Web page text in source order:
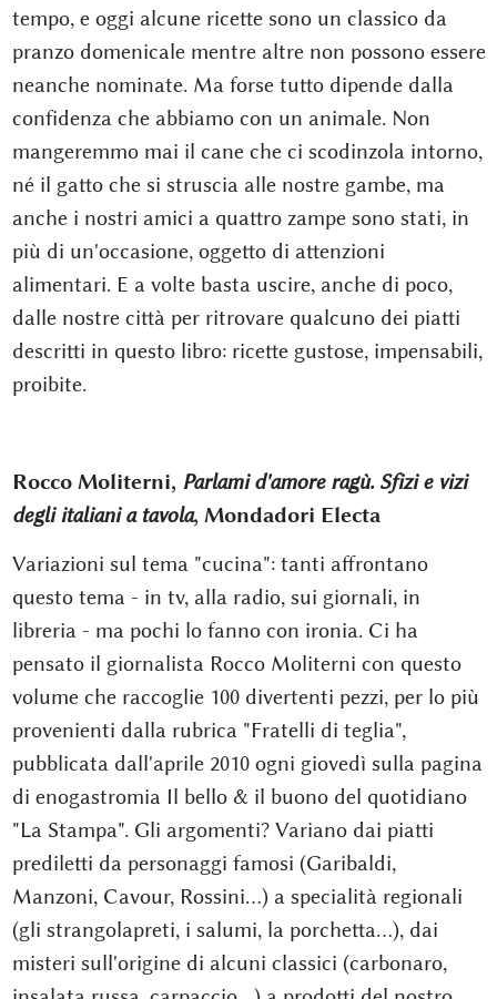
tempo, e oggi alcune ricette sono un classico da
pranzo domenicale mentre altre non possono essere
neanche nominate. Ma forse tutto dipende dalla
confidenza che abbiamo con un animale. Non
mangeremmo mai il cane che ci scodinzola intorno,
né il gatto che si struscia alle nostre gambe, ma
anche i nostri amici a quattro zampe sono stati, in
più di un'occasione, oggetto di attenzioni
alimentari. E a volte basta uscire, anche di poco,
dalle nostre città per ritrovare qualcuno dei piatti
descritti in questo libro: ricette gustose, impensabili,
proibite.
Rocco Moliterni, Parlami d'amore ragù. Sfizi e vizi
degli italiani a tavola, Mondadori Electa
Variazioni sul tema "cucina": tanti affrontano
questo tema - in tv, alla radio, sui giornali, in
libreria - ma pochi lo fanno con ironia. Ci ha
pensato il giornalista Rocco Moliterni con questo
volume che raccoglie 100 divertenti pezzi, per lo più
provenienti dalla rubrica "Fratelli di teglia",
pubblicata dall'aprile 2010 ogni giovedì sulla pagina
di enogastromia Il bello & il buono del quotidiano
"La Stampa". Gli argomenti? Variano dai piatti
prediletti da personaggi famosi (Garibaldi,
Manzoni, Cavour, Rossini...) a specialità regionali
(gli strangolapreti, i salumi, la porchetta...), dai
misteri sull'origine di alcuni classici (carbonaro,